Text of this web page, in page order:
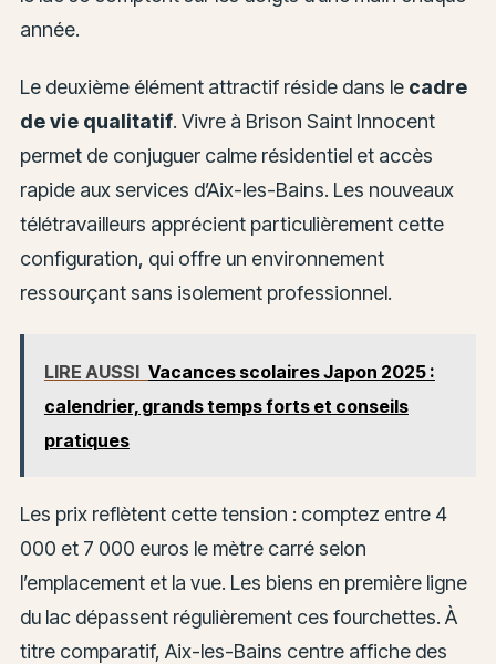
année.
Le deuxième élément attractif réside dans le cadre
de vie qualitatif. Vivre à Brison Saint Innocent
permet de conjuguer calme résidentiel et accès
rapide aux services d’Aix-les-Bains. Les nouveaux
télétravailleurs apprécient particulièrement cette
configuration, qui offre un environnement
ressourçant sans isolement professionnel.
LIRE AUSSI Vacances scolaires Japon 2025 :
calendrier, grands temps forts et conseils
pratiques
Les prix reflètent cette tension : comptez entre 4
000 et 7 000 euros le mètre carré selon
l’emplacement et la vue. Les biens en première ligne
du lac dépassent régulièrement ces fourchettes. À
titre comparatif, Aix-les-Bains centre affiche des